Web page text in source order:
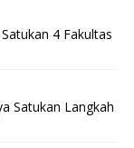
4 Fakultas
Satukan Langkah